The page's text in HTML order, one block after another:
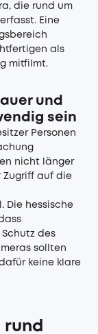
die rund um
Eine
als
mitfilmt.
und
sein
Personen
nicht länger
Zugriff auf die
Die hessische
des
sollten
keine klare
rund